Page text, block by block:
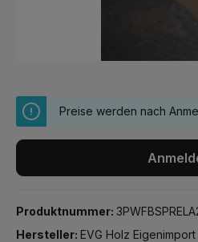
Preise werden nach
Produktnummer:
Hersteller: EVG Holz Eigenimport